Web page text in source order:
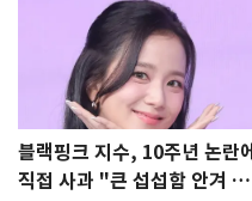
블랙핑크 지수, 10주년 논란에
직접 사과 "큰 섭섭함 안겨 미